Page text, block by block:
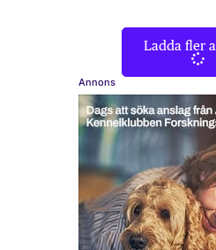
Ladda fler
Annons